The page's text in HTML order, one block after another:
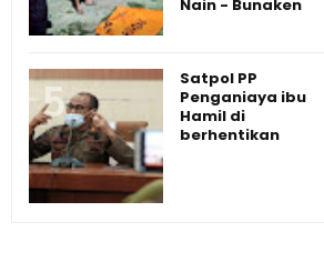
Nain - Bunaken
Satpol PP
Penganiaya ibu
Hamil di
berhentikan